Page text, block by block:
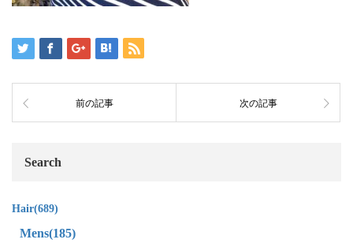
前の記事 次の記事
Search
Hair(689)
Mens(185)